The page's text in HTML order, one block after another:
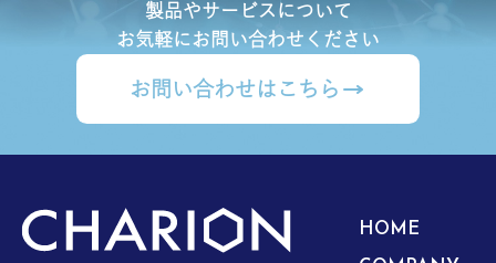
製品やサービスについて
お気軽にお問い合わせください
お問い合わせはこちら
HOME